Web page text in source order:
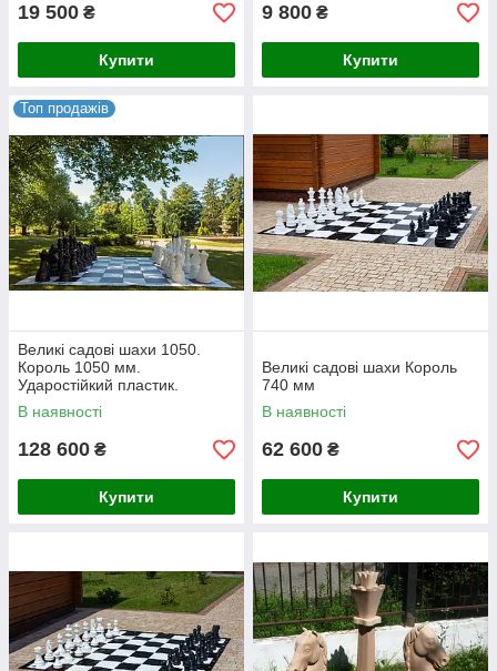
19 500 ₴
Купити
9 800 ₴
Купити
Топ продажів
Великі садові шахи 1050.
Король 1050 мм.
Ударостійкий пластик.
В наявності
128 600 ₴
Купити
Великі садові шахи Король
740 мм
В наявності
62 600 ₴
Купити